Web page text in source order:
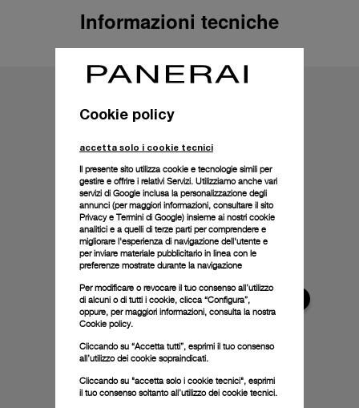
Informazioni tecniche
Cookie policy
accetta solo i cookie tecnici
Il presente sito utilizza cookie e tecnologie simili per
gestire e offrire i relativi Servizi. Utilizziamo anche vari
servizi di Google inclusa la personalizzazione degli
annunci (per maggiori informazioni, consultare il sito
Privacy e Termini di Google) insieme ai nostri cookie
analitici e a quelli di terze parti per comprendere e
migliorare l'esperienza di navigazione dell'utente e
per inviare materiale pubblicitario in linea con le
preferenze mostrate durante la navigazione
Per modificare o revocare il tuo consenso all’utilizzo
di alcuni o di tutti i cookie, clicca “Configura”,
oppure, per maggiori informazioni, consulta la nostra
Cookie policy.
Cliccando su “Accetta tutti”, esprimi il tuo consenso
all’utilizzo dei cookie sopraindicati.
Cliccando su "accetta solo i cookie tecnici", esprimi
il tuo consenso soltanto all’utilizzo dei cookie tecnici.